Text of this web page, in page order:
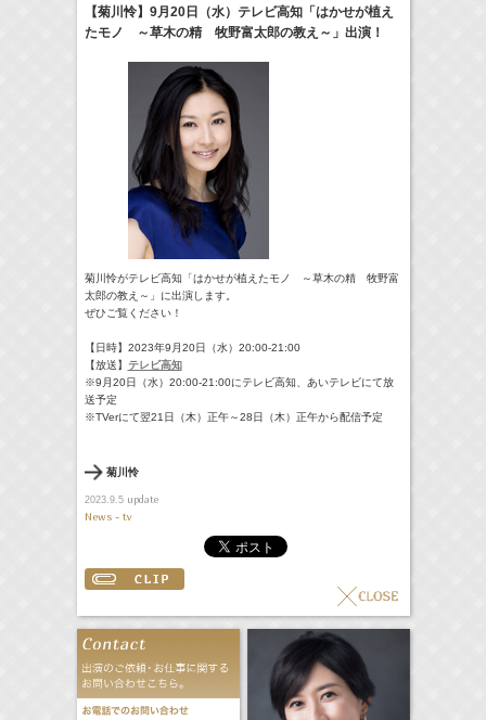
本日の出演情報8/7(Fri) イベント販売情報
22:00-
TV) Tシャツが乾くまで
> More
【菊川怜】9月20日（水）テレビ高知「はかせが植え
たモノ ～草木の精 牧野富太郎の教え～」出演！
菊川怜がテレビ高知「はかせが植えたモノ ～草木の精 牧野富
太郎の教え～」に出演します。
ぜひご覧ください！
【日時】2023年9月20日（水）20:00-21:00
【放送】 テレビ高知
※9月20日（水）20:00-21:00にテレビ高知、あいテレビにて放
送予定
※TVerにて翌21日（木）正午～28日（木）正午から配信予定
菊川怜
2023.9.5update
News - tv